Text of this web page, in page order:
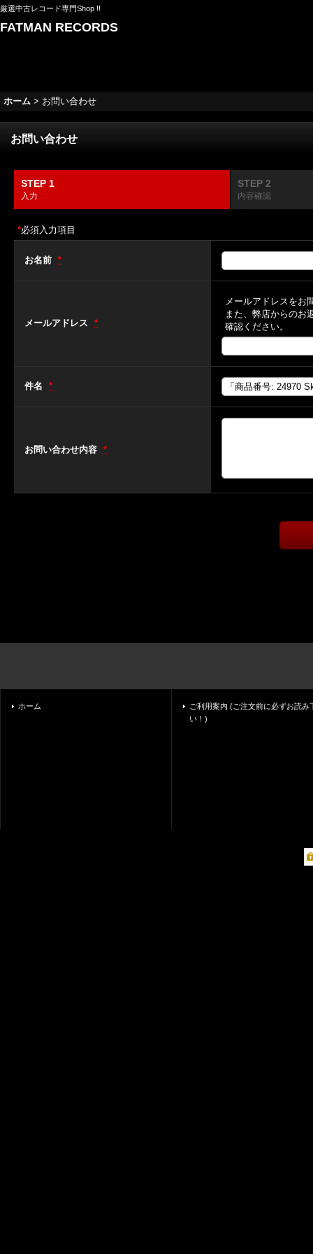
厳選中古レコード専門Shop !!
FATMAN RECORDS
ホーム > お問い合わせ
お問い合わせ
STEP 1
入力
STEP 2
内容確認
*必須入力項目
お名前 *
メールアドレス *
メールアドレスをお
また、弊店からのお
確認ください。
件名 *
お問い合わせ内容 *
ホーム
ご利用案内 (ご注文前に必ずお読み
い！)